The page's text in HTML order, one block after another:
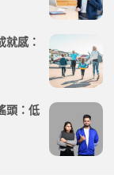
就感：
頭：低